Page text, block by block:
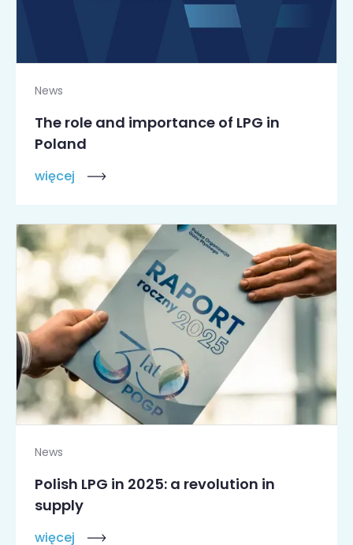
News
The role and importance of LPG in
Poland
więcej
News
Polish LPG in 2025: a revolution in
supply
więcej